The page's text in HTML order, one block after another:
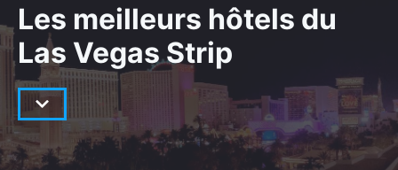
Les meilleurs hôtels du
Las Vegas Strip